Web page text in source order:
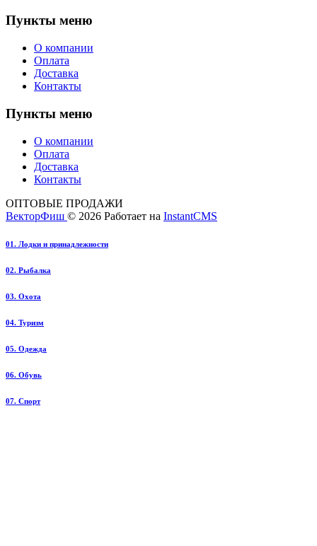
Пункты меню
О компании
Оплата
Доставка
Контакты
Пункты меню
О компании
Оплата
Доставка
Контакты
ОПТОВЫЕ ПРОДАЖИ
ВекторФиш © 2026 Работает на InstantCMS
01. Лодки и принадлежности
02. Рыбалка
03. Охота
04. Туризм
05. Одежда
06. Обувь
07. Спорт